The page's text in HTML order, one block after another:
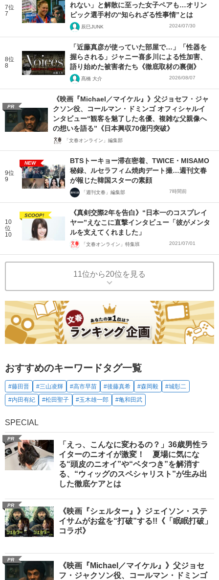
7位
7
れない」と解散に至った女子ペアも…オリン
ピック選手村の“知られざる性事情”とは
辰巳JUNK 2024/07/30
8位
8
「近藤真彦が使っていた部屋で…」「性器を
握らされる」ジャニー喜多川による性加害、
語り始めた被害者たち《徹底取材の裏側》
髙橋 大介 2026/08/07
PR
《映画『Michael／マイケル』》父ジョセフ・ジャ
クソン役、コールマン・ドミンゴ オフィシャルイ
ンタビュー“観客を魅了した名優、複雑な父親像へ
の想いを語る”《日本興収70億円突破》
「文春オンライン」編集部
9位
9
NEW
BTSトーキョー滞在密着、TWICE・MISAMO
秘録、ルセラフィム焼肉デート撮…週刊文春
が報じた韓国スターの素顔
「週刊文春」編集部 7時間前
10
位
10
SCOOP!
《真剣交際2年を告白》“日本一のコスプレイ
ヤー”えなこに直撃インタビュー「彼がメンタ
ルを支えてくれました」
「文春オンライン」特集班 2021/07/01
11位から20位を見る
おすすめのキーワードタグ一覧
#藤田晋 #三山凌輝 #高市早苗 #後藤真希 #森岡毅
#城彰二
#内田有紀
#松田聖子 #玉木雄一郎 #亀和田武
SPECIAL
PR
「えっ、こんなに変わるの？」36歳男性ラ
イターのニオイが激変！ 夏場に気にな
る“頭皮のニオイ”や“ベタつき”を解消す
る、“ウィッグのスペシャリスト”が生み出
した徹底ケアとは
PR
《映画『シェルター』》ジェイソン・ステ
イサムがお盆を“打破”する!!《「眠眠打破」
コラボ》
PR
《映画『Michael／マイケル』》父ジョセ
フ・ジャクソン役、コールマン・ドミンゴ